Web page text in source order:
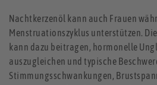
Nachtkerzenöl kann auch Frauen
Menstruationszyklus unterstützen.
kann dazu beitragen, hormonelle
auszugleichen und typische
Stimmungsschwankungen,